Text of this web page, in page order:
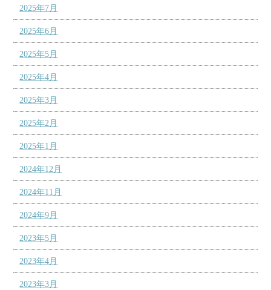
2025年7月
2025年6月
2025年5月
2025年4月
2025年3月
2025年2月
2025年1月
2024年12月
2024年11月
2024年9月
2023年5月
2023年4月
2023年3月